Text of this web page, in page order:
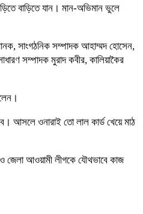
বাড়িতে যান। মান-অভিমান ভুলে
সাংগঠনিক সম্পাদক আহাম্মদ হোসেন,
সম্পাদক মুরাদ কবীর, কালিয়াকৈর
আসলে ওনারাই তো লাল কার্ড খেয়ে মাঠ
জেলা আওয়ামী লীগকে যৌথভাবে কাজ